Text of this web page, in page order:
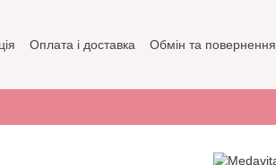
Оплата і доставка Обмін та повернення